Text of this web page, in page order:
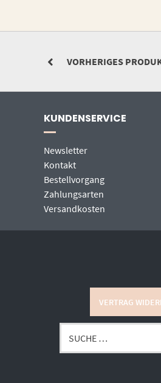
VORHERIGES
KUNDENSERVICE
Newsletter
Kontakt
Bestellvorgang
Zahlungsarten
Versandkosten
VERTRAG